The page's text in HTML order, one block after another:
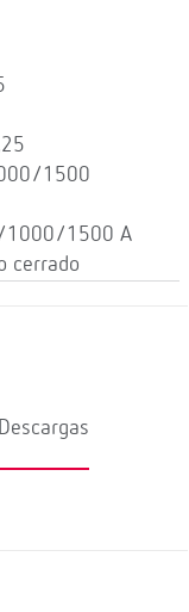
1500
1000/1500 A
cerrado
Descargas